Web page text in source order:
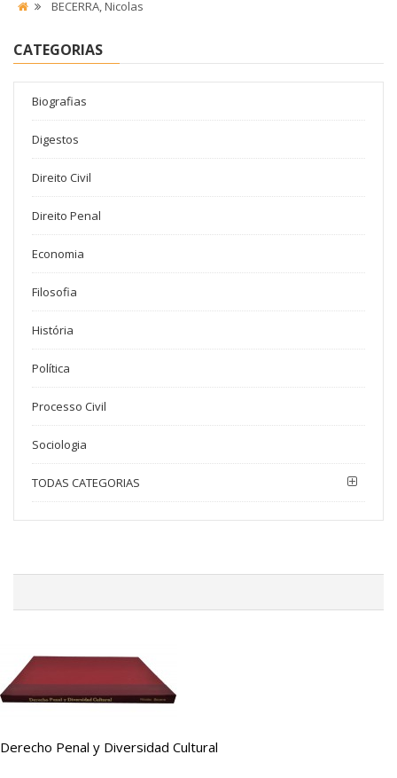
BECERRA, Nicolas
CATEGORIAS
Biografias
Digestos
Direito Civil
Direito Penal
Economia
Filosofia
História
Política
Processo Civil
Sociologia
TODAS CATEGORIAS
Derecho Penal y Diversidad Cultural